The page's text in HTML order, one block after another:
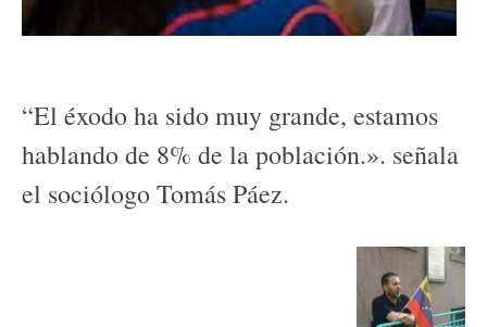
“El éxodo ha sido muy grande, estamos
hablando de 8% de la población.». señala
el sociólogo Tomás Páez.